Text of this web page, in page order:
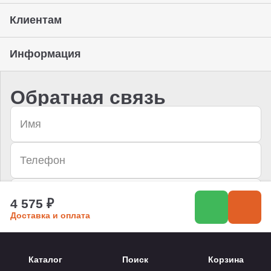
4 575 ₽
Доставка и оплата
Клиентам
Информация
Обратная связь
Отправить
Даю согласие на обработку персональных данных
политики конфиденциальности
Каталог Поиск Корзина